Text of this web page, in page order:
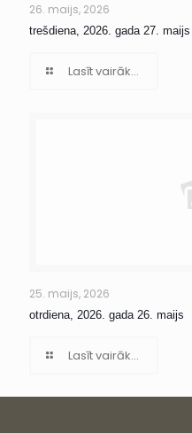
26. maijs, 2026
trešdiena, 2026. gada 27. maijs
Lasīt vairāk...
25. maijs, 2026
otrdiena, 2026. gada 26. maijs
Lasīt vairāk...